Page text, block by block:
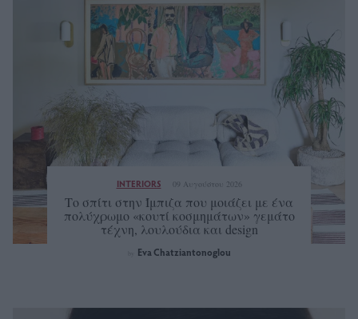
INTERIORS 09 Αυγούστου 2026
Tο σπίτι στην Ίμπιζα που μοιάζει με ένα
πολύχρωμο «κουτί κοσμημάτων» γεμάτο
τέχνη, λουλούδια και design
Eva Chatziantonoglou